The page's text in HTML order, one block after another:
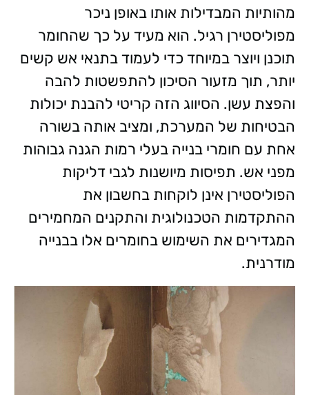
מהותיות המבדילות אותו באופן ניכר
מפוליסטירן רגיל. הוא מעיד על כך שהחומר
תוכנן ויוצר במיוחד כדי לעמוד בתנאי אש קשים
יותר, תוך מזעור הסיכון להתפשטות להבה
והפצת עשן. הסיווג הזה קריטי להבנת יכולות
הבטיחות של המערכת, ומציב אותה בשורה
אחת עם חומרי בנייה בעלי רמות הגנה גבוהות
מפני אש. תפיסות מיושנות לגבי דליקות
הפוליסטירן אינן לוקחות בחשבון את
ההתקדמות הטכנולוגית והתקנים המחמירים
המגדירים את השימוש בחומרים אלו בבנייה
מודרנית.